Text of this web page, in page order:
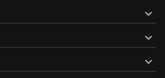


